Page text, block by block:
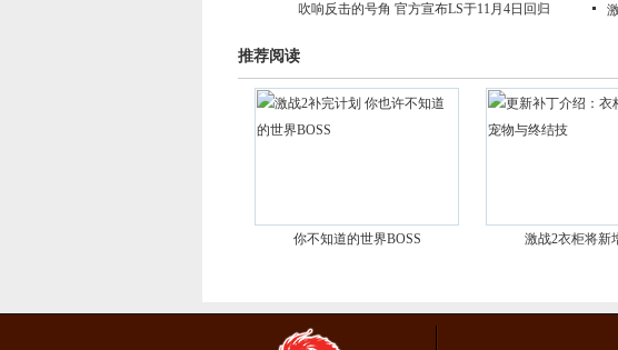
吹响反击的号角 官方宣布LS于11月4日回归
推荐阅读
你不知道的世界BOSS 激战2衣柜将新